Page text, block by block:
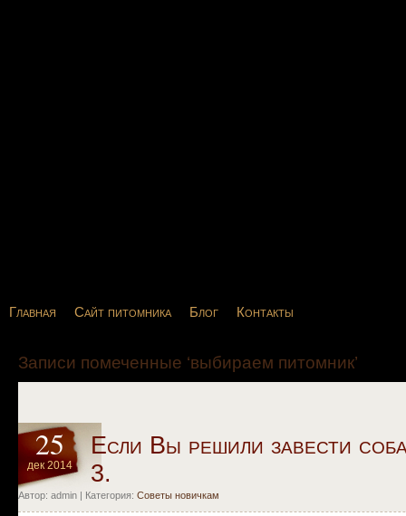
Главная Сайт питомника Блог Контакты
Записи помеченные ‘выбираем питомник’
25
дек 2014
Если Вы решили завести
3.
Автор: admin | Категория: Советы новичкам